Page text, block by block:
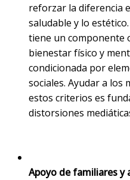
reforzar la diferencia
saludable y lo
tiene un componente
bienestar físico y
condicionada por
sociales. Ayudar a
estos criterios es
distorsiones
Apoyo de familiares